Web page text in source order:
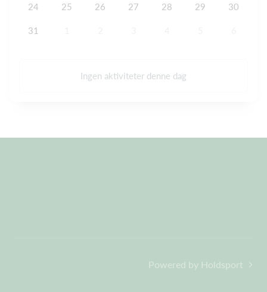
24 25 26 27 28 29 30
31
Ingen aktiviteter denne dag
Powered by Holdsport